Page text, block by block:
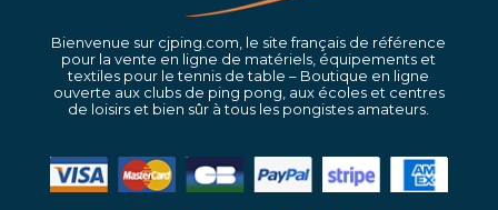
Bienvenue sur cjping.com, le site français de référence
pour la vente en ligne de matériels, équipements et
textiles pour le tennis de table – Boutique en ligne
ouverte aux clubs de ping pong, aux écoles et centres
de loisirs et bien sûr à tous les pongistes amateurs.